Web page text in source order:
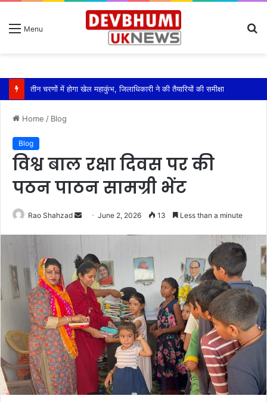
Menu
तीन चरणों में होगा खेल महाकुंभ, जिलाधिकारी ने की तैयारियों की समीक्षा
Home / Blog
Blog
विश्व बाल रक्षा दिवस पर की
पठन पाठन सामग्री भेंट
Rao Shahzad
SendJune 2, 2026 13 Less than a minute